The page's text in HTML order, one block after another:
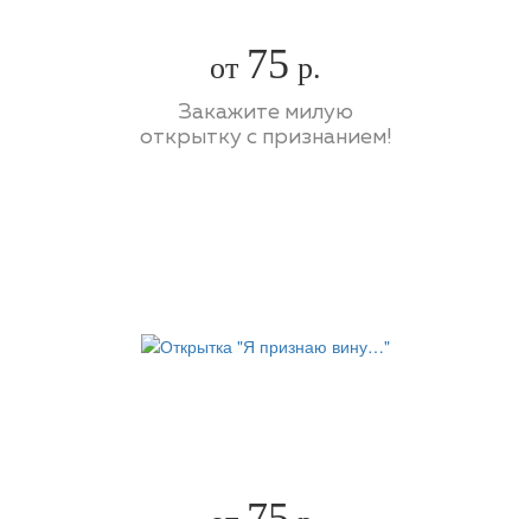
от 75 р.
Закажите милую
открытку с признанием!